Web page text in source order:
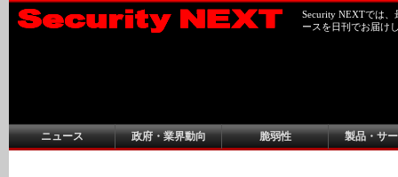
Security NEXTでは
ースを日刊でお届け
ニュース 政府・業界動向 脆弱性 製品・サ